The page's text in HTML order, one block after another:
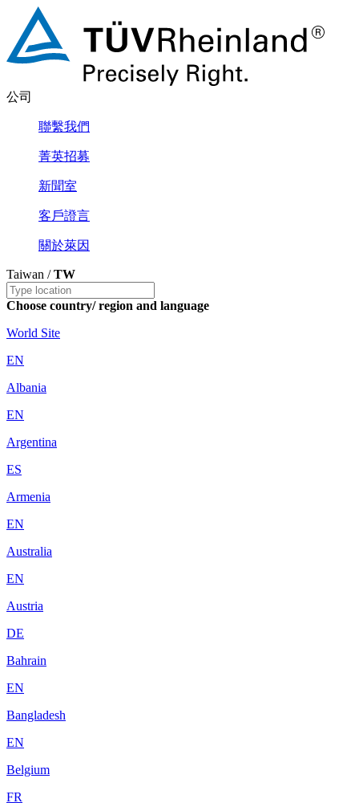
公司
聯繫我們
菁英招募
新聞室
客戶證言
關於萊因
Taiwan /TW
Choose country/ region and language
World Site
EN
Albania
EN
Argentina
ES
Armenia
EN
Australia
EN
Austria
DE
Bahrain
EN
Bangladesh
EN
Belgium
FR